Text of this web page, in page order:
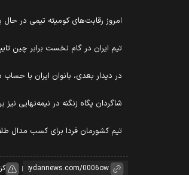
امروز رقابت‌های کومیته تیمی در حال
تیم ایران در گام نخست برابر چین
در دیدار بعدی، بانوان ایران با
شاگردان پگاه زنگنه در نیمه‌نهایی
تیم کشورمان فردا برای کسب مدال